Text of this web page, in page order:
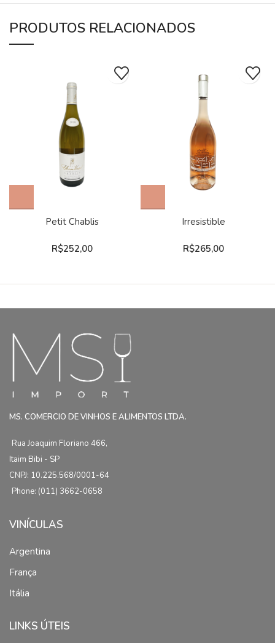
PRODUTOS RELACIONADOS
Petit Chablis
R$252,00
Irresistible
R$265,00
MS. COMERCIO DE VINHOS E ALIMENTOS LTDA.
Rua Joaquim Floriano 466,
Itaim Bibi - SP
CNPJ: 10.225.568/0001-64
Phone: (011) 3662-0658
VINÍCULAS
Argentina
França
Itália
LINKS ÚTEIS